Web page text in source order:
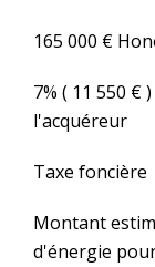
165 000 €
7% ( 11 550 €
l'acquéreur
Taxe foncière
Montant
d'énergie